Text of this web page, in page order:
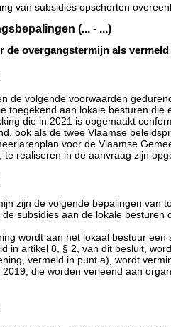
van subsidies opschorten
(... - ...)
overgangstermijn als
de volgende voorwaarden
toegekend aan lokale besturen
die in 2021 is opgemaakt
ook als de twee Vlaamse
voor de Vlaamse
te realiseren in de aanvraag zijn
zijn de volgende bepalingen van
subsidies aan de lokale
wordt aan het lokaal bestuur
in artikel 8, § 2, van dit besluit,
vermeld in punt a), wordt
die worden verleend aan